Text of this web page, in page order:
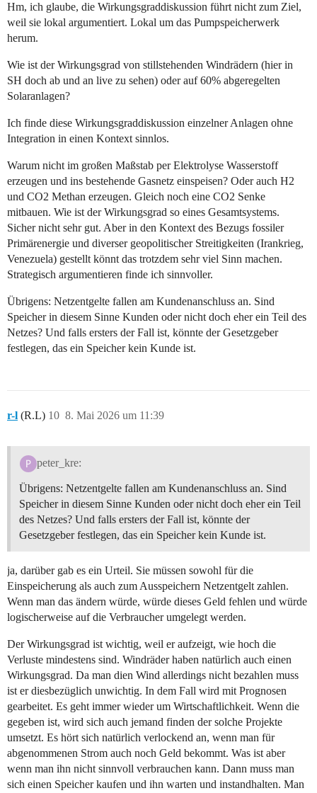
Hm, ich glaube, die Wirkungsgraddiskussion führt nicht zum Ziel,
weil sie lokal argumentiert. Lokal um das Pumpspeicherwerk
herum.
Wie ist der Wirkungsgrad von stillstehenden Windrädern (hier in
SH doch ab und an live zu sehen) oder auf 60% abgeregelten
Solaranlagen?
Ich finde diese Wirkungsgraddiskussion einzelner Anlagen ohne
Integration in einen Kontext sinnlos.
Warum nicht im großen Maßstab per Elektrolyse Wasserstoff
erzeugen und ins bestehende Gasnetz einspeisen? Oder auch H2
und CO2 Methan erzeugen. Gleich noch eine CO2 Senke
mitbauen. Wie ist der Wirkungsgrad so eines Gesamtsystems.
Sicher nicht sehr gut. Aber in den Kontext des Bezugs fossiler
Primärenergie und diverser geopolitischer Streitigkeiten (Irankrieg,
Venezuela) gestellt könnt das trotzdem sehr viel Sinn machen.
Strategisch argumentieren finde ich sinnvoller.
Übrigens: Netzentgelte fallen am Kundenanschluss an. Sind
Speicher in diesem Sinne Kunden oder nicht doch eher ein Teil des
Netzes? Und falls ersters der Fall ist, könnte der Gesetzgeber
festlegen, das ein Speicher kein Kunde ist.
r-l (R.L) 8. Mai 2026 um 11:39
10
peter_kre:
Übrigens: Netzentgelte fallen am Kundenanschluss an. Sind
Speicher in diesem Sinne Kunden oder nicht doch eher ein Teil
des Netzes? Und falls ersters der Fall ist, könnte der
Gesetzgeber festlegen, das ein Speicher kein Kunde ist.
ja, darüber gab es ein Urteil. Sie müssen sowohl für die
Einspeicherung als auch zum Ausspeichern Netzentgelt zahlen.
Wenn man das ändern würde, würde dieses Geld fehlen und würde
logischerweise auf die Verbraucher umgelegt werden.
Der Wirkungsgrad ist wichtig, weil er aufzeigt, wie hoch die
Verluste mindestens sind. Windräder haben natürlich auch einen
Wirkungsgrad. Da man dien Wind allerdings nicht bezahlen muss
ist er diesbezüglich unwichtig. In dem Fall wird mit Prognosen
gearbeitet. Es geht immer wieder um Wirtschaftlichkeit. Wenn die
gegeben ist, wird sich auch jemand finden der solche Projekte
umsetzt. Es hört sich natürlich verlockend an, wenn man für
abgenommenen Strom auch noch Geld bekommt. Was ist aber
wenn man ihn nicht sinnvoll verbrauchen kann. Dann muss man
sich einen Speicher kaufen und ihn warten und instandhalten. Man